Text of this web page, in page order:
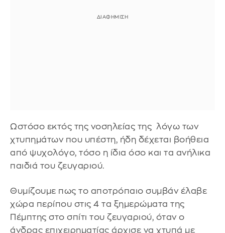
Ωστόσο εκτός της νοσηλείας της λόγω των
χτυπημάτων που υπέστη, ήδη δέχεται βοήθεια
από ψυχολόγο, τόσο η ίδια όσο και τα ανήλικα
παιδιά του ζευγαριού.
Θυμίζουμε πως το αποτρόπαιο συμβάν έλαβε
χώρα περίπου στις 4 τα ξημερώματα της
Πέμπτης στο σπίτι του ζευγαριού, όταν ο
άνδρας επιχειρηματίας άρχισε να χτυπά με